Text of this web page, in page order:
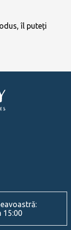
îl puteți
15:00